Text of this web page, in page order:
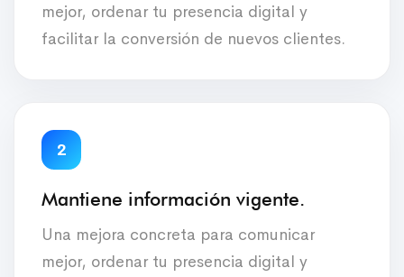
mejor, ordenar tu presencia digital y
facilitar la conversión de nuevos clientes.
2
Mantiene información vigente.
Una mejora concreta para comunicar
mejor, ordenar tu presencia digital y